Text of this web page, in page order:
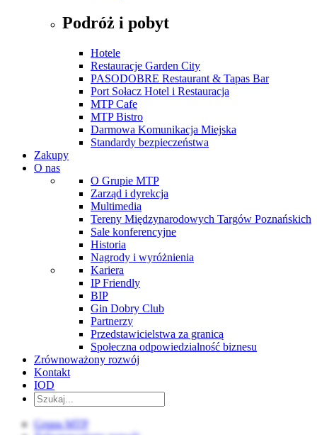
Podróż i pobyt
Hotele
Restauracje Garden City
PASODOBRE Restaurant & Tapas Bar
Port Sołacz Hotel i Restauracja
MTP Cafe
MTP Bistro
Darmowa Komunikacja Miejska
Standardy bezpieczeństwa
Zakupy
O nas
O Grupie MTP
Zarząd i dyrekcja
Multimedia
Tereny Międzynarodowych Targów Poznańskich
Sale konferencyjne
Historia
Nagrody i wyróżnienia
Kariera
IP Friendly
BIP
Gin Dobry Club
Partnerzy
Przedstawicielstwa za granicą
Społeczna odpowiedzialność biznesu
Zrównoważony rozwój
Kontakt
IOD
Grupa MTP